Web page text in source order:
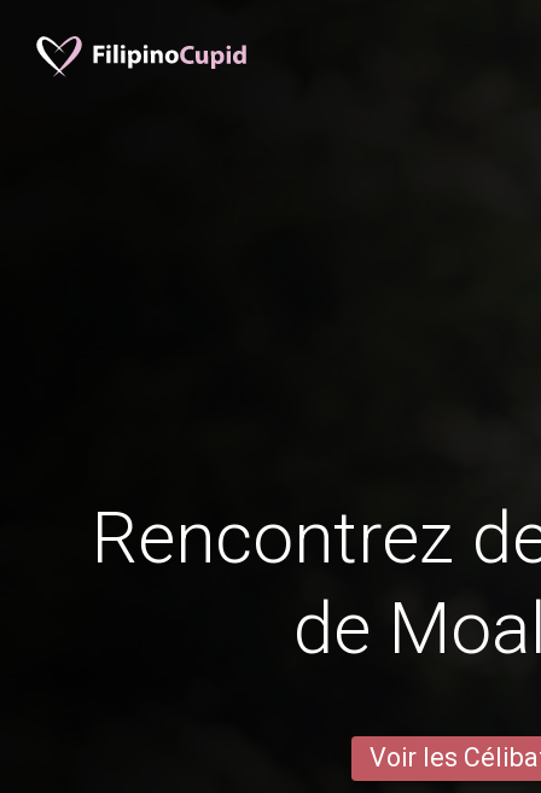
Rencontrez
de
Voir les